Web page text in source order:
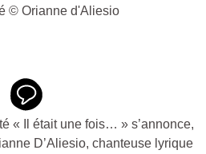
© Orianne d'Aliesio
« Il était une fois… » s’annonce,
D’Aliesio, chanteuse lyrique